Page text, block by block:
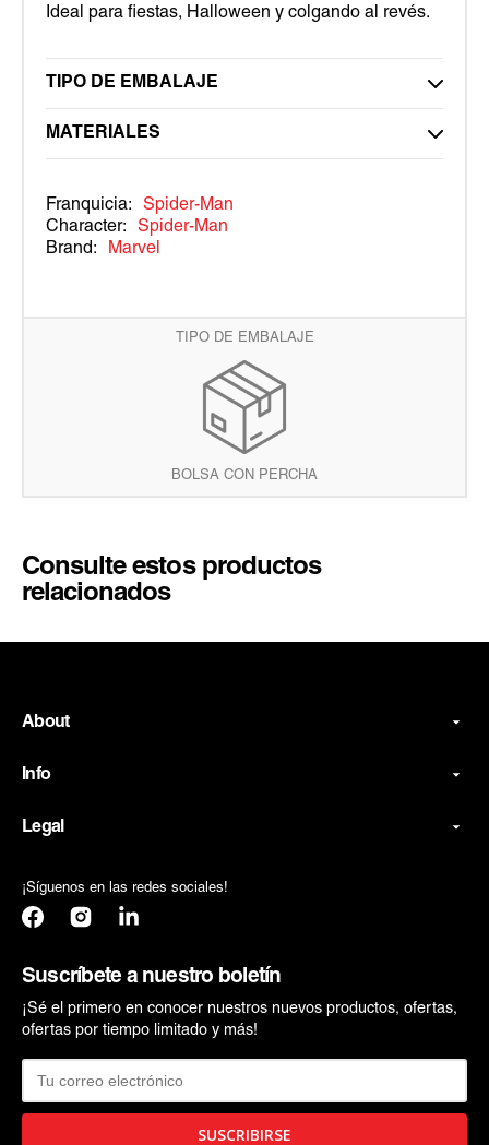
TIPO DE EMBALAJE
BOLSA CON PERCHA
Ideal para fiestas, Halloween y colgando al revés.
TIPO DE EMBALAJE
MATERIALES
Franquicia:
Spider-Man
Character:
Spider-Man
Brand:
Marvel
Consulte estos productos
relacionados
About
Info
Legal
¡Síguenos en las redes sociales!
FacebookInstagramTranslation
Suscríbete a nuestro boletín
¡Sé el primero en conocer nuestros nuevos productos, ofertas,
ofertas por tiempo limitado y más!